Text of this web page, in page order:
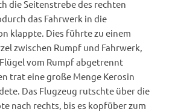
die Seitenstrebe des rechten
das Fahrwerk in die
klappte. Dies führte zu einem
zwischen Rumpf und Fahrwerk,
vom Rumpf abgetrennt
trat eine große Menge Kerosin
Das Flugzeug rutschte über die
nach rechts, bis es kopfüber zum